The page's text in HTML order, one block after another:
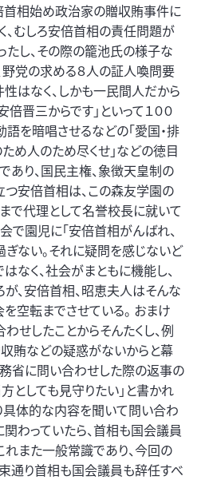
首相始め政治家の贈収賄事件に
、むしろ安倍首相の責任問題が
たし、その際の籠池氏の様子な
野党の求める８人の証人喚問要
はなく、しかも一民間人だから
晋三からです」といって１００
を暗唱させるなどの「愛国・排
め人のため尽くせ」などの徳目
あり、国民主権、象徴天皇制の
つ安倍首相は、この森友学園の
で代理として名誉校長に就いて
で園児に「安倍首相がんばれ、
ない。それに疑問を感じないど
なく、社会がまともに機能し、
、安倍首相、昭恵夫人はそんな
空転までさせている。 おまけ
せしたことからそんたくし、例
賄などの疑惑がないからと幕
省に問い合わせした際の返事の
としても見守りたい」と書かれ
具体的な内容を聞いて問い合わ
わっていたら、首相も国会議員
れまた一般常識であり、今回の
通り首相も国会議員も辞任すべ